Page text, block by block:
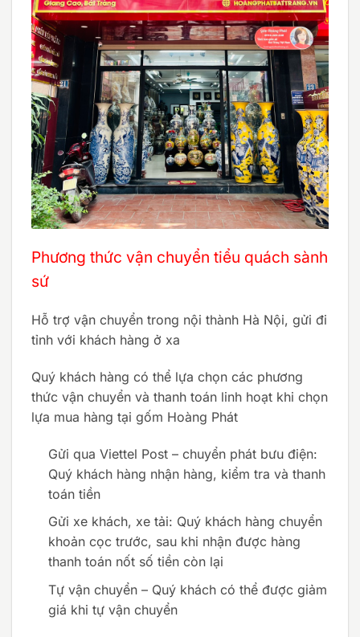
Phương thức vận chuyển tiểu quách sành
sứ
Hỗ trợ vận chuyển trong nội thành Hà Nội, gửi đi
tỉnh với khách hàng ở xa
Quý khách hàng có thể lựa chọn các phương
thức vận chuyển và thanh toán linh hoạt khi chọn
lựa mua hàng tại gốm Hoàng Phát
Gửi qua Viettel Post – chuyển phát bưu điện:
Quý khách hàng nhận hàng, kiểm tra và thanh
toán tiền
Gửi xe khách, xe tải: Quý khách hàng chuyển
khoản cọc trước, sau khi nhận được hàng
thanh toán nốt số tiền còn lại
Tự vận chuyển – Quý khách có thể được giảm
giá khi tự vận chuyển